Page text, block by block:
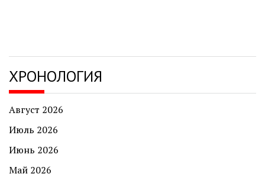
ХРОНОЛОГИЯ
Август 2026
Июль 2026
Июнь 2026
Май 2026